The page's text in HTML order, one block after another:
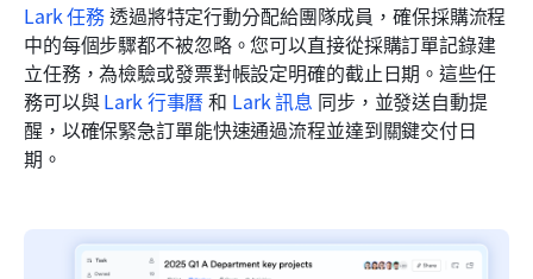
Lark 任務 透過將特定行動分配給團隊成員，確保採購流程
中的每個步驟都不被忽略。您可以直接從採購訂單記錄建
立任務，為檢驗或發票對帳設定明確的截止日期。這些任
務可以與 Lark 行事曆 和 Lark 訊息 同步，並發送自動提
醒，以確保緊急訂單能快速通過流程並達到關鍵交付日
期。